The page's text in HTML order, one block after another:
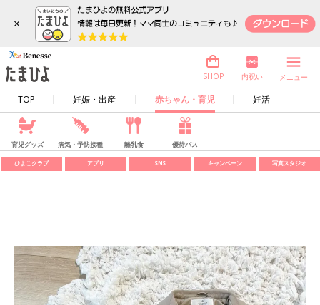
×
TOP 妊娠・出産 赤ちゃん・育児 妊活
SHOP 内祝い メニュー
育児グッズ 病気・予防接種 離乳食 優待パス
ひよこクラブ アプリ SNS キャンペーン 写真スタジオ